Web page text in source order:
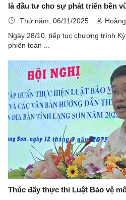
là đầu tư cho sự phát triển bền
Thứ năm, 06/11/2025
Ngày 28/10, tiếp tục chương trình
phiên toàn ...
Thúc đẩy thực thi Luật Bảo vệ